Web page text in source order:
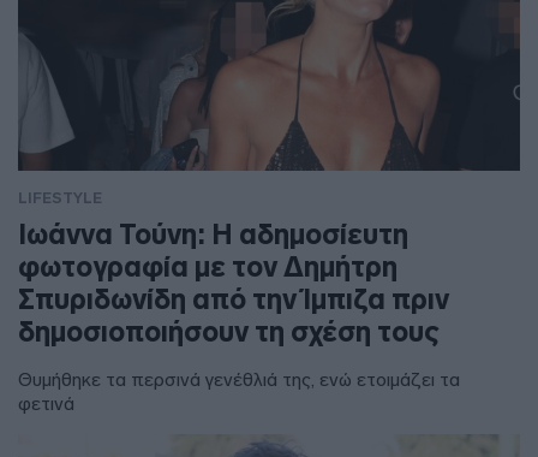
LIFESTYLE
Ιωάννα Τούνη: Η αδημοσίευτη
φωτογραφία με τον Δημήτρη
Σπυριδωνίδη από την Ίμπιζα πριν
δημοσιοποιήσουν τη σχέση τους
Θυμήθηκε τα περσινά γενέθλιά της, ενώ ετοιμάζει τα
φετινά